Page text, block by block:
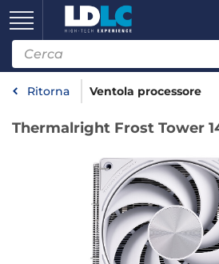
Ritorna Ventola processore
Thermalright Frost Tower